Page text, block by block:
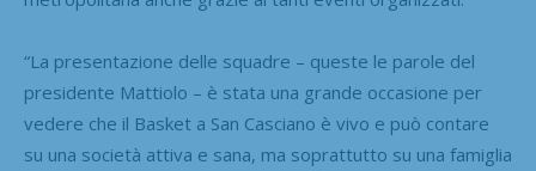
“La presentazione delle squadre – queste le parole del
presidente Mattiolo – è stata una grande occasione per
vedere che il Basket a San Casciano è vivo e può contare
su una società attiva e sana, ma soprattutto su una famiglia